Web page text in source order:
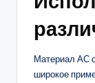
Материал АС
широкое